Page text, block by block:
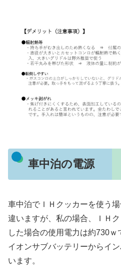
車中泊の電源
車中泊でＩＨクッカーを使う
違いますが、私の場合、ＩＨ
した場合の使用電力は約730
イオンサブバッテリーからイ
います。